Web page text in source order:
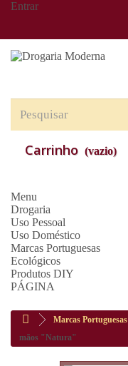
Entrar
Carrinho (vazio)
Menu
Drogaria
Uso Pessoal
Uso Doméstico
Marcas Portuguesas
Ecológicos
Produtos DIY
PÁGINA
Marcas Portuguesas
mãos "Natura"